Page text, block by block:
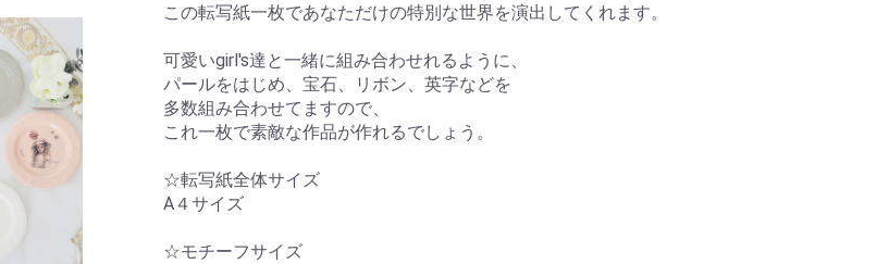
この転写紙一枚であなただけの特別な世界を演出してくれます。
可愛いgirl's達と一緒に組み合わせれるように、
パールをはじめ、宝石、リボン、英字などを
多数組み合わせてますので、
これ一枚で素敵な作品が作れるでしょう。
☆転写紙全体サイズ
A４サイズ
☆モチーフサイズ